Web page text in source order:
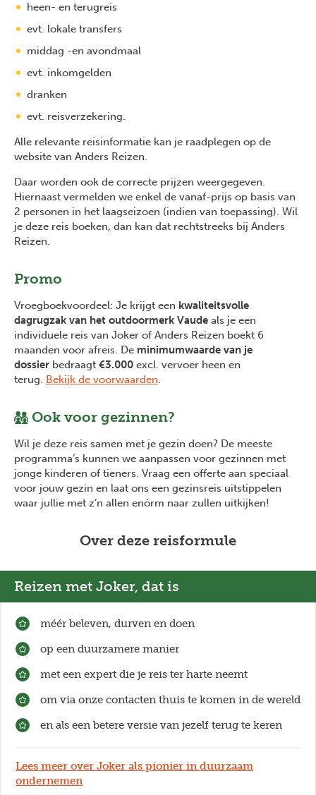
heen- en terugreis
evt. lokale transfers
middag -en avondmaal
evt. inkomgelden
dranken
evt. reisverzekering.
Alle relevante reisinformatie kan je raadplegen op de
website van Anders Reizen.
Daar worden ook de correcte prijzen weergegeven.
Hiernaast vermelden we enkel de vanaf-prijs op basis van
2 personen in het laagseizoen (indien van toepassing). Wil
je deze reis boeken, dan kan dat rechtstreeks bij Anders
Reizen.
Promo
Vroegboekvoordeel: Je krijgt een kwaliteitsvolle
dagrugzak van het outdoormerk Vaude als je een
individuele reis van Joker of Anders Reizen boekt 6
maanden voor afreis. De minimumwaarde van je
dossier bedraagt €3.000 excl. vervoer heen en
terug. Bekijk de voorwaarden.
Ook voor gezinnen?
Wil je deze reis samen met je gezin doen? De meeste
programma’s kunnen we aanpassen voor gezinnen met
jonge kinderen of tieners. Vraag een offerte aan speciaal
voor jouw gezin en laat ons een gezinsreis uitstippelen
waar jullie met z’n allen enórm naar zullen uitkijken!
Over deze reisformule
Reizen met Joker, dat is
méér beleven, durven en doen
op een duurzamere manier
met een expert die je reis ter harte neemt
om via onze contacten thuis te komen in de wereld
en als een betere versie van jezelf terug te keren
Lees meer over Joker als pionier in duurzaam
ondernemen